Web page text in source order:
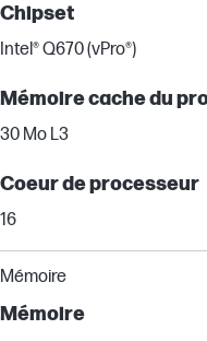
Chipset
Intel® Q670 (vPro®)
Mémoire cache du
30 Mo L3
Coeur de processeur
16
Mémoire
Mémoire